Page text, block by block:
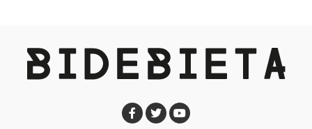
Ibaigane.
10:00 Pasacalles de dulzaineros.
Basauri en la plaza San Fausto. Las parejas se
fiestas’ de San Fausto.